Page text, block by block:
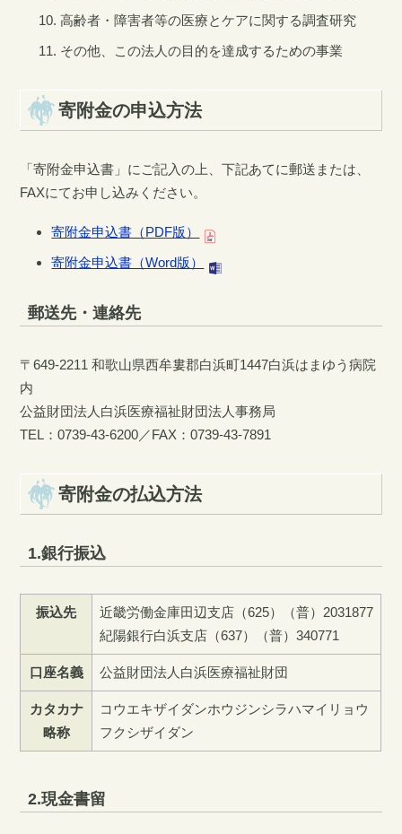
高齢者・障害者等の医療とケアに関する調査研究
その他、この法人の目的を達成するための事業
寄附金の申込方法
「寄附金申込書」にご記入の上、下記あてに郵送または、
FAXにてお申し込みください。
寄附金申込書（PDF版）
寄附金申込書（Word版）
郵送先・連絡先
〒649-2211 和歌山県西牟婁郡白浜町1447白浜はまゆう病院
内
公益財団法人白浜医療福祉財団法人事務局
TEL：0739-43-6200／FAX：0739-43-7891
寄附金の払込方法
1.銀行振込
振込先
近畿労働金庫田辺支店（625）（普）2031877
紀陽銀行白浜支店（637）（普）340771
口座名義 公益財団法人白浜医療福祉財団
カタカナ
略称
コウエキザイダンホウジンシラハマイリョウ
フクシザイダン
2.現金書留